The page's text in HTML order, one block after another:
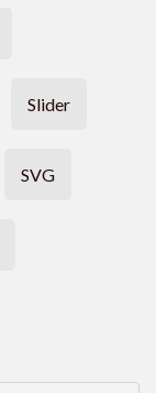
Slider
SVG